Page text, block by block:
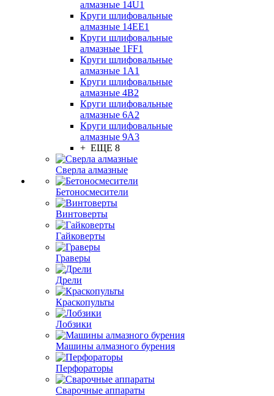
алмазные 14U1
Круги шлифовальные
алмазные 14ЕЕ1
Круги шлифовальные
алмазные 1FF1
Круги шлифовальные
алмазные 1А1
Круги шлифовальные
алмазные 4В2
Круги шлифовальные
алмазные 6A2
Круги шлифовальные
алмазные 9А3
+ ЕЩЕ 8
Сверла алмазные
Бетоносмесители
Винтоверты
Гайковерты
Граверы
Дрели
Краскопульты
Лобзики
Машины алмазного бурения
Перфораторы
Сварочные аппараты